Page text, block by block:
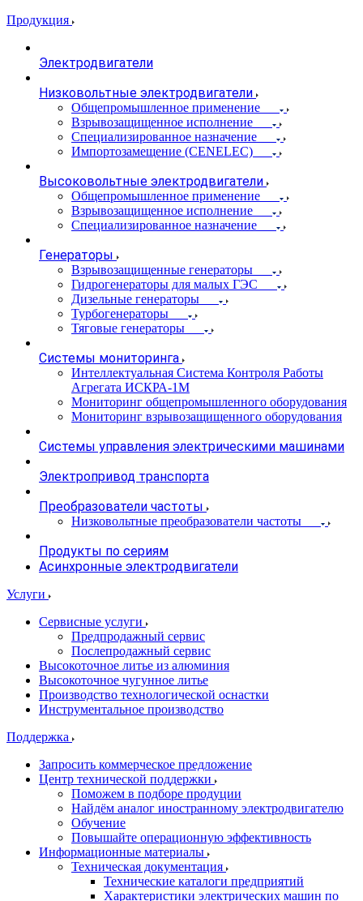
Продукция
Электродвигатели
Низковольтные электродвигатели
Общепромышленное применение
Взрывозащищенное исполнение
Специализированное назначение
Импортозамещение (CENELEC)
Высоковольтные электродвигатели
Общепромышленное применение
Взрывозащищенное исполнение
Специализированное назначение
Генераторы
Взрывозащищенные генераторы
Гидрогенераторы для малых ГЭС
Дизельные генераторы
Турбогенераторы
Тяговые генераторы
Системы мониторинга
Интеллектуальная Система Контроля Работы
Агрегата ИСКРА-1М
Мониторинг общепромышленного оборудования
Мониторинг взрывозащищенного оборудования
Системы управления электрическими машинами
Электропривод транспорта
Преобразователи частоты
Низковольтные преобразователи частоты
Продукты по сериям
Асинхронные электродвигатели
Услуги
Сервисные услуги
Предпродажный сервис
Послепродажный сервис
Высокоточное литье из алюминия
Высокоточное чугунное литье
Производство технологической оснастки
Инструментальное производство
Поддержка
Запросить коммерческое предложение
Центр технической поддержки
Поможем в подборе продуции
Найдём аналог иностранному электродвигателю
Обучение
Повышайте операционную эффективность
Информационные материалы
Техническая документация
Технические каталоги предприятий
Характеристики электрических машин по